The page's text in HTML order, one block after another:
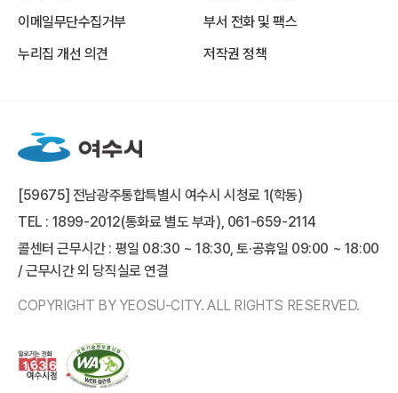
이메일무단수집거부
부서 전화 및 팩스
누리집 개선 의견
저작권 정책
[59675] 전남광주통합특별시 여수시 시청로 1(학동)
TEL : 1899-2012(통화료 별도 부과), 061-659-2114
콜센터 근무시간 : 평일 08:30 ~ 18:30, 토·공휴일 09:00 ~ 18:00
/ 근무시간 외 당직실로 연결
COPYRIGHT BY YEOSU-CITY. ALL RIGHTS RESERVED.